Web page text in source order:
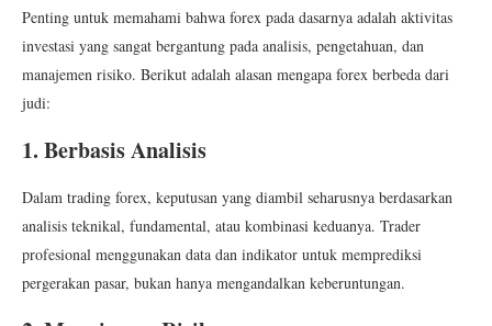
Penting untuk memahami bahwa forex pada dasarnya adalah aktivitas
investasi yang sangat bergantung pada analisis, pengetahuan, dan
manajemen risiko. Berikut adalah alasan mengapa forex berbeda dari
judi:
1. Berbasis Analisis
Dalam trading forex, keputusan yang diambil seharusnya berdasarkan
analisis teknikal, fundamental, atau kombinasi keduanya. Trader
profesional menggunakan data dan indikator untuk memprediksi
pergerakan pasar, bukan hanya mengandalkan keberuntungan.